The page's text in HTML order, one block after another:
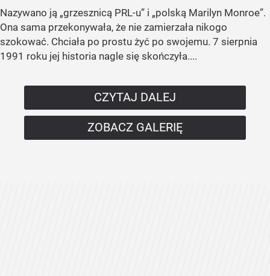
Nazywano ją „grzesznicą PRL-u” i „polską Marilyn Monroe”.
Ona sama przekonywała, że nie zamierzała nikogo
szokować. Chciała po prostu żyć po swojemu. 7 sierpnia
1991 roku jej historia nagle się skończyła....
CZYTAJ DALEJ
ZOBACZ GALERIĘ